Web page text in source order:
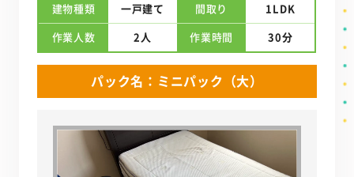
建物種類 一戸建て 間取り
1LDK
作業人数
2人 作業時間 30分
パック名：ミニパック（大）